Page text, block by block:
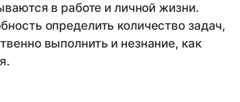
в работе и личной жизни.
определить количество задач,
выполнить и незнание, как